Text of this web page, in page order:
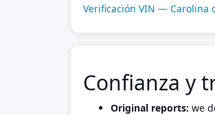
Verificación VIN — Carolina
Confianza y
Original reports: we